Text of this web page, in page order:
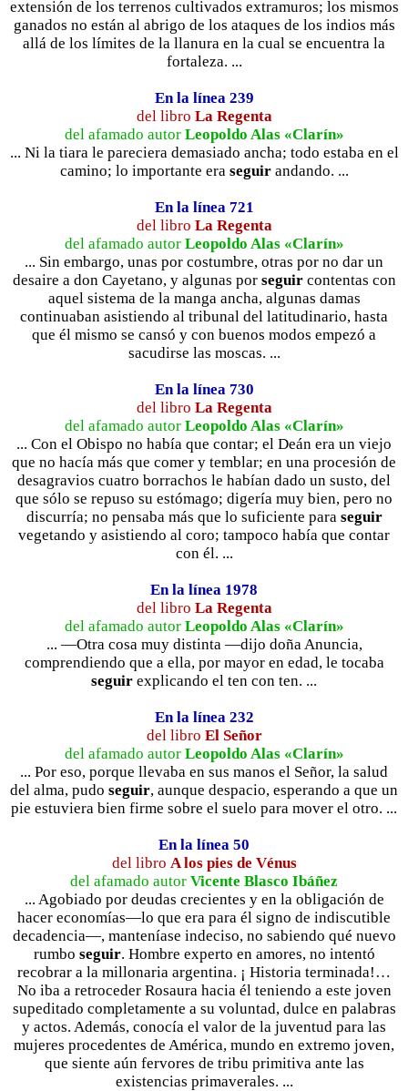
extensión de los terrenos cultivados extramuros; los mismos
ganados no están al abrigo de los ataques de los indios más
allá de los límites de la llanura en la cual se encuentra la
fortaleza. ...
En la línea 239
del libro La Regenta
del afamado autor Leopoldo Alas «Clarín»
... Ni la tiara le pareciera demasiado ancha; todo estaba en el
camino; lo importante era seguirandando. ...
En la línea 721
del libro La Regenta
del afamado autor Leopoldo Alas «Clarín»
... Sin embargo, unas por costumbre, otras por no dar un
desaire a don Cayetano, y algunas por seguircontentas con
aquel sistema de la manga ancha, algunas damas
continuaban asistiendo al tribunal del latitudinario, hasta
que él mismo se cansó y con buenos modos empezó a
sacudirse las moscas. ...
En la línea 730
del libro La Regenta
del afamado autor Leopoldo Alas «Clarín»
... Con el Obispo no había que contar; el Deán era un viejo
que no hacía más que comer y temblar; en una procesión de
desagravios cuatro borrachos le habían dado un susto, del
que sólo se repuso su estómago; digería muy bien, pero no
discurría; no pensaba más que lo suficiente para seguir
vegetando y asistiendo al coro; tampoco había que contar
con él. ...
En la línea 1978
del libro La Regenta
del afamado autor Leopoldo Alas «Clarín»
... —Otra cosa muy distinta —dijo doña Anuncia,
comprendiendo que a ella, por mayor en edad, le tocaba
seguir explicando el ten con ten. ...
En la línea 232
del libro El Señor
del afamado autor Leopoldo Alas «Clarín»
... Por eso, porque llevaba en sus manos el Señor, la salud
del alma, pudo seguir, aunque despacio, esperando a que un
pie estuviera bien firme sobre el suelo para mover el otro. ...
En la línea 50
del libro A los pies de Vénus
del afamado autor Vicente Blasco Ibáñez
... Agobiado por deudas crecientes y en la obligación de
hacer economías—lo que era para él signo de indiscutible
decadencia—, manteníase indeciso, no sabiendo qué nuevo
rumbo seguir. Hombre experto en amores, no intentó
recobrar a la millonaria argentina. ¡ Historia terminada!…
No iba a retroceder Rosaura hacia él teniendo a este joven
supeditado completamente a su voluntad, dulce en palabras
y actos. Además, conocía el valor de la juventud para las
mujeres procedentes de América, mundo en extremo joven,
que siente aún fervores de tribu primitiva ante las
existencias primaverales. ...